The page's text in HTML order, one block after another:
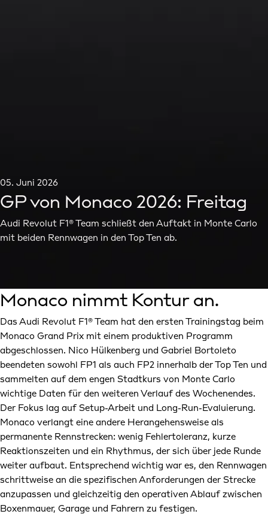
05. Juni 2026
GP von Monaco 2026: Freitag
Audi Revolut F1® Team schließt den Auftakt in Monte Carlo
mit beiden Rennwagen in den Top Ten ab.
Monaco nimmt Kontur an.
Das Audi Revolut F1® Team hat den ersten Trainingstag beim
Monaco Grand Prix mit einem produktiven Programm
abgeschlossen. Nico Hülkenberg und Gabriel Bortoleto
beendeten sowohl FP1 als auch FP2 innerhalb der Top Ten und
sammelten auf dem engen Stadtkurs von Monte Carlo
wichtige Daten für den weiteren Verlauf des Wochenendes.
Der Fokus lag auf Setup-Arbeit und Long-Run-Evaluierung.
Monaco verlangt eine andere Herangehensweise als
permanente Rennstrecken: wenig Fehlertoleranz, kurze
Reaktionszeiten und ein Rhythmus, der sich über jede Runde
weiter aufbaut. Entsprechend wichtig war es, den Rennwagen
schrittweise an die spezifischen Anforderungen der Strecke
anzupassen und gleichzeitig den operativen Ablauf zwischen
Boxenmauer, Garage und Fahrern zu festigen.